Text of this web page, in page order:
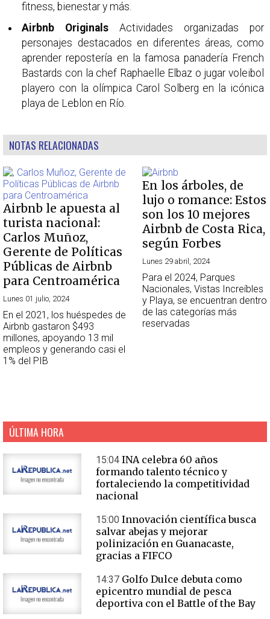
fitness, bienestar y más.
Airbnb OriginalsActividades organizadas por
personajes destacados en diferentes áreas, como
aprender repostería en la famosa panadería French
Bastards con la chef Raphaelle Elbaz o jugar voleibol
playero con la olímpica Carol Solberg en la icónica
playa de Leblon en Río.
NOTAS RELACIONADAS
Airbnb le apuesta al
turista nacional:
Carlos Muñoz,
Gerente de Políticas
Públicas de Airbnb
para Centroamérica
Lunes 01 julio, 2024
En el 2021, los huéspedes de
Airbnb gastaron $493
millones, apoyando 13 mil
empleos y generando casi el
1% del PIB
En los árboles, de
lujo o romance: Estos
son los 10 mejores
Airbnb de Costa Rica,
según Forbes
Lunes 29 abril, 2024
Para el 2024, Parques
Nacionales, Vistas Increíbles
y Playa, se encuentran dentro
de las categorías más
reservadas
ÚLTIMA HORA
15:04 INA celebra 60 años
formando talento técnico y
fortaleciendo la competitividad
nacional
15:00 Innovación científica busca
salvar abejas y mejorar
polinización en Guanacaste,
gracias a FIFCO
14:37 Golfo Dulce debuta como
epicentro mundial de pesca
deportiva con el Battle of the Bay